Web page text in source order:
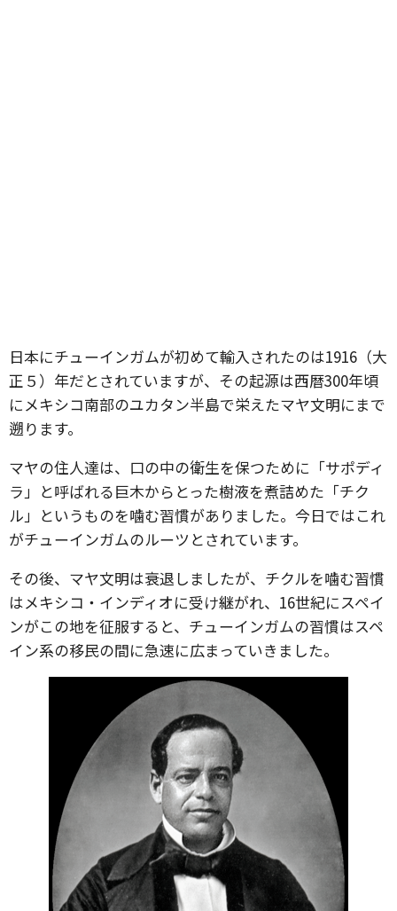
日本にチューインガムが初めて輸入されたのは1916（大
正５）年だとされていますが、その起源は西暦300年頃
にメキシコ南部のユカタン半島で栄えたマヤ文明にまで
遡ります。
マヤの住人達は、口の中の衛生を保つために「サポディ
ラ」と呼ばれる巨木からとった樹液を煮詰めた「チク
ル」というものを噛む習慣がありました。今日ではこれ
がチューインガムのルーツとされています。
その後、マヤ文明は衰退しましたが、チクルを噛む習慣
はメキシコ・インディオに受け継がれ、16世紀にスペイ
ンがこの地を征服すると、チューインガムの習慣はスペ
イン系の移民の間に急速に広まっていきました。